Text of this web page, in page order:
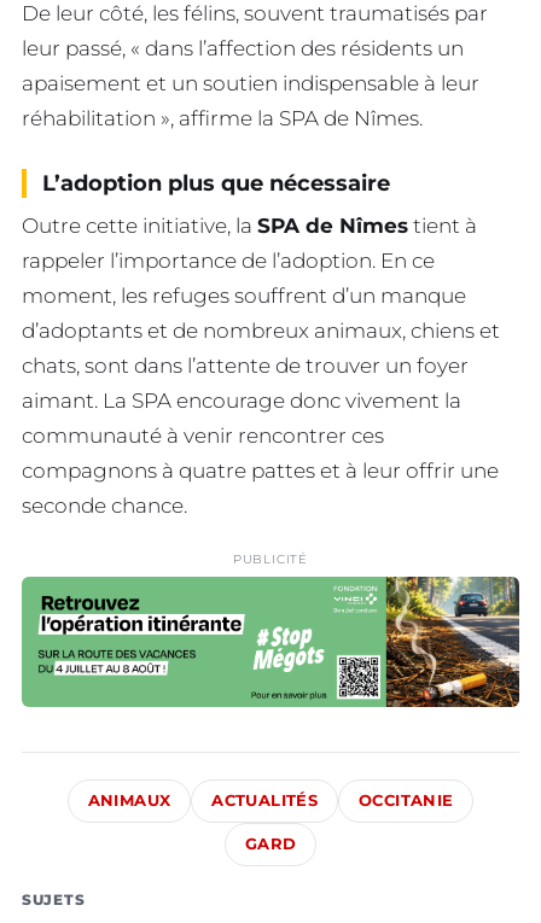
De leur côté, les félins, souvent traumatisés par
leur passé, « dans l’affection des résidents un
apaisement et un soutien indispensable à leur
réhabilitation », affirme la SPA de Nîmes.
L’adoption plus que nécessaire
Outre cette initiative, la SPA de Nîmes tient à
rappeler l’importance de l’adoption. En ce
moment, les refuges souffrent d’un manque
d’adoptants et de nombreux animaux, chiens et
chats, sont dans l’attente de trouver un foyer
aimant. La SPA encourage donc vivement la
communauté à venir rencontrer ces
compagnons à quatre pattes et à leur offrir une
seconde chance.
PUBLICITÉ
ANIMAUX ACTUALITÉS OCCITANIE
GARD
SUJETS